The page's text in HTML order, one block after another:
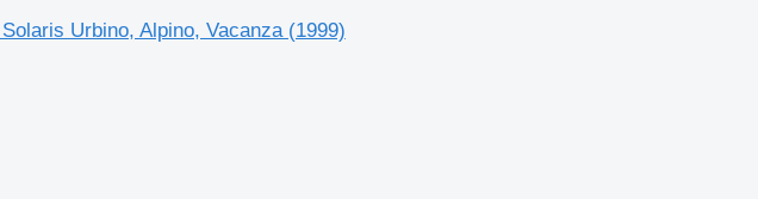
Urbino, Alpino, Vacanza (1999)